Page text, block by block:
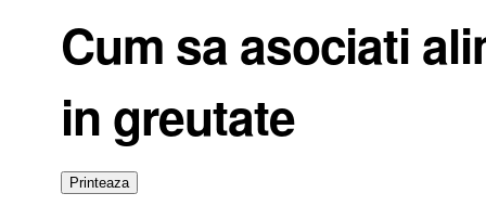
Cum sa asociati
in greutate